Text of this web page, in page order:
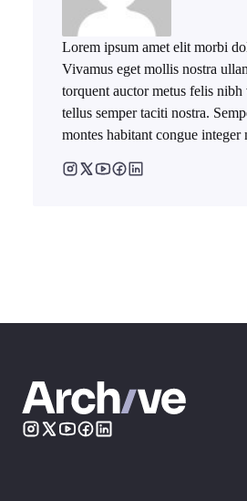
Lorem ipsum amet elit morbi
Vivamus eget mollis nostra
torquent auctor metus felis
tellus semper taciti nostra.
montes habitant congue integer